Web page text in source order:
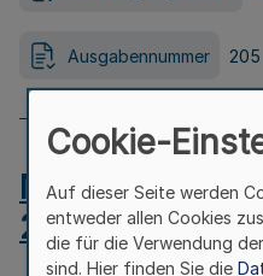
Ausgabennummer 205
MB.NRW
24.07.2026
Cookie-
Auf dieser Seite werden
entweder allen Cookies
die für die Verwendung
sind. Hier finden Sie die